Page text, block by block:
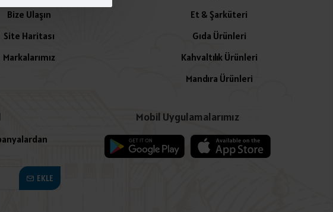
Bize Ulaşın
Site Haritası
Markalarımız
Et & Şarküteri
Gıda Ürünleri
Kahvaltılık Ürünleri
Mandıra Ürünleri
EKLE
Mobil Uygulamalarımız